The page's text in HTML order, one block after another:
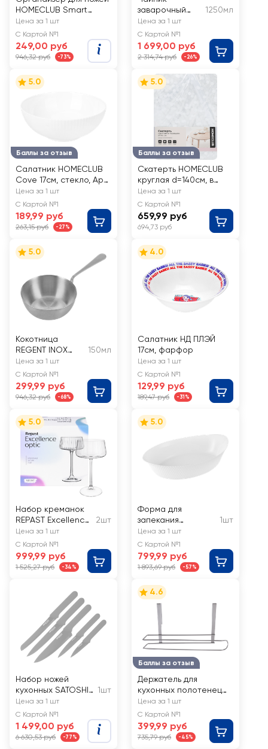
HOMECLUB Smart
Storage 39,5х14х7см,
пластик
Цена за 1 шт
С Картой №1
249,00 руб
946,32 руб -73%
заварочный
TALLER
боросиликатно
е стекло 1.25л
Арт. TR-1372
1250мл
Цена за 1 шт
С Картой №1
1 699,00 руб
2 314,74 руб -26%
Баллы за отзыв
5.0
Салатник HOMECLUB
Cove 17см, стекло, Арт.
CH79
Цена за 1 шт
С Картой №1
189,99 руб
263,15 руб -27%
Баллы за отзыв
5.0
Скатерть HOMECLUB
круглая d=140см, в
горошек, ПВХ, Арт.
SCGHZ2509015-1
Цена за 1 шт
С Картой №1
659,99 руб
694,73 руб
5.0
Кокотница
REGENT INOX
Linea Promo
9х3,5см, 150мл,
Арт. 94-5601
150мл
Цена за 1 шт
С Картой №1
299,99 руб
946,32 руб -68%
4.0
Салатник НД ПЛЭЙ
17см, фарфор
Цена за 1 шт
С Картой №1
129,99 руб
189,47 руб -31%
5.0
Набор креманок
REPAST Excellence
Optic 220мл, Арт.
65950
2шт
Цена за 1 шт
С Картой №1
999,99 руб
1 525,27 руб -34%
5.0
Форма для
запекания
LUMINARC Smart
Cuisine Wavy,
29х17см, Арт. V1464
1шт
Цена за 1 шт
С Картой №1
799,99 руб
1 893,69 руб -57%
Набор ножей
кухонных SATOSHI
Бреан, 6
предметов,
подставка с
полипропиленовы
ми разделителями
1шт
Цена за 1 шт
С Картой №1
1 499,00 руб
6 630,53 руб -77%
Баллы за отзыв
4.6
Держатель для
кухонных полотенец
HOMECLUB Storage,
полочный, металл,
Арт. EH12-3347-A
Цена за 1 шт
С Картой №1
399,99 руб
735,79 руб -45%